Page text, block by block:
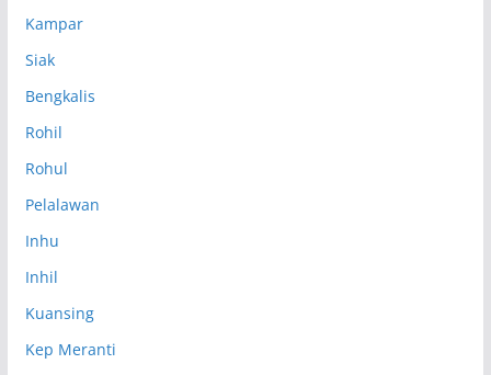
Kampar
Siak
Bengkalis
Rohil
Rohul
Pelalawan
Inhu
Inhil
Kuansing
Kep Meranti